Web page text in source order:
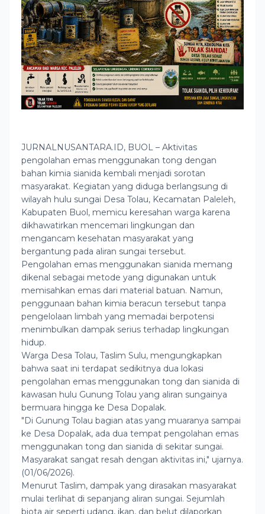
JURNALNUSANTARA.ID, BUOL – Aktivitas
pengolahan emas menggunakan tong dengan
bahan kimia sianida kembali menjadi sorotan
masyarakat. Kegiatan yang diduga berlangsung di
wilayah hulu sungai Desa Tolau, Kecamatan Paleleh,
Kabupaten Buol, memicu keresahan warga karena
dikhawatirkan mencemari lingkungan dan
mengancam kesehatan masyarakat yang
bergantung pada aliran sungai tersebut.
Pengolahan emas menggunakan sianida memang
dikenal sebagai metode yang digunakan untuk
memisahkan emas dari material batuan. Namun,
penggunaan bahan kimia beracun tersebut tanpa
pengelolaan limbah yang memadai berpotensi
menimbulkan dampak serius terhadap lingkungan
hidup.
Warga Desa Tolau, Taslim Sulu, mengungkapkan
bahwa saat ini terdapat sedikitnya dua lokasi
pengolahan emas menggunakan tong dan sianida di
kawasan hulu Gunung Tolau yang aliran sungainya
bermuara hingga ke Desa Dopalak.
"Di Gunung Tolau bagian atas yang muaranya sampai
ke Desa Dopalak, ada dua tempat pengolahan emas
menggunakan tong dan sianida di sekitar sungai.
Masyarakat sangat resah dengan aktivitas ini," ujarnya.
(01/06/2026).
Menurut Taslim, dampak yang dirasakan masyarakat
mulai terlihat di sepanjang aliran sungai. Sejumlah
biota air seperti udang, ikan, dan belut dilaporkan